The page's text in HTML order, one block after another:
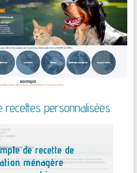
recettes personnalisées